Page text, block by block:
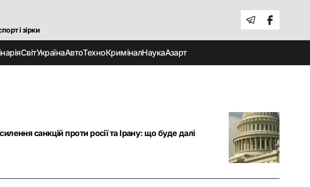
і зірки
СвітУкраїнаАвтоТехноКриміналНаукаАзарт
санкцій проти росії та Ірану: що буде далі